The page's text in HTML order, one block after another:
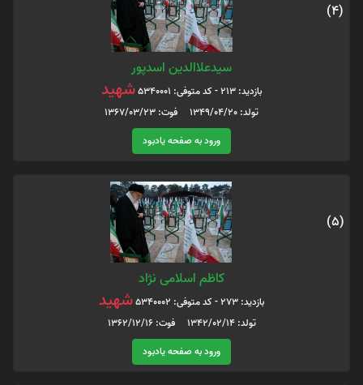
(4)
سیدعلاالدین اسدپور
بازدید: 213 - کد متوفی: 5340001 شهید
تولد: 1349/04/20 فوت: 1367/03/23
ورود به صفحه یادبود
(5)
کاظم اسلامی نژاد
بازدید: 273 - کد متوفی: 5340002 شهید
تولد: 1342/02/14 فوت: 1362/12/16
ورود به صفحه یادبود